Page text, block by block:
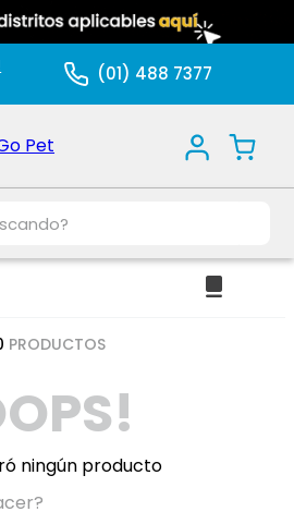
(01) 488 7377
PRODUCTOS
ningún producto